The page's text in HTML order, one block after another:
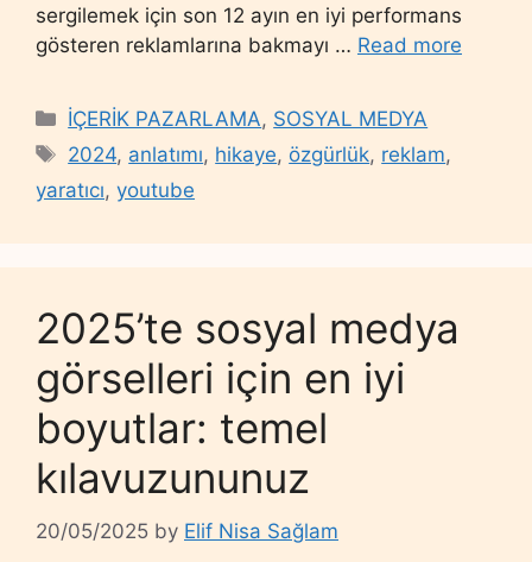
sergilemek için son 12 ayın en iyi performans
gösteren reklamlarına bakmayı … Read more
Categories
İÇERİK PAZARLAMA, SOSYAL MEDYA
Tags
2024, anlatımı, hikaye, özgürlük, reklam,
yaratıcı, youtube
2025’te sosyal medya
görselleri için en iyi
boyutlar: temel
kılavuzununuz
20/05/2025 by Elif Nisa Sağlam